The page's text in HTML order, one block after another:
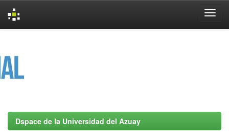
Dspace de la Universidad del Azuay